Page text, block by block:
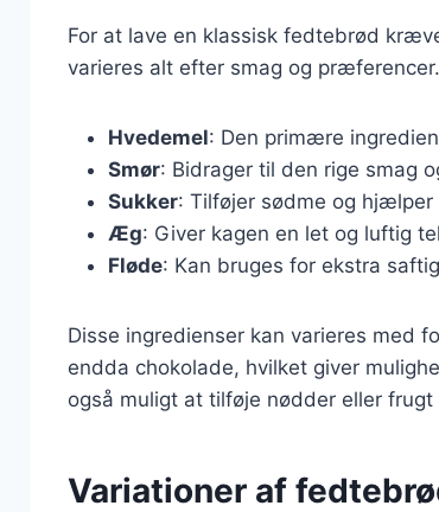
For at lave en klassisk fedtebrød
varieres alt efter smag og
Hvedemel: Den primære
Smør: Bidrager til den rige smag
Sukker: Tilføjer sødme og
Æg: Giver kagen en let og luftig
Fløde: Kan bruges for ekstra
Disse ingredienser kan varieres med
endda chokolade, hvilket giver
også muligt at tilføje nødder eller
Variationer af